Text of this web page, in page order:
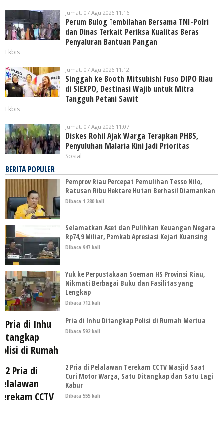
Jumat, 07 Agu 2026 11:16
Perum Bulog Tembilahan Bersama TNI-Polri
dan Dinas Terkait Periksa Kualitas Beras
Penyaluran Bantuan Pangan
Ekbis
Jumat, 07 Agu 2026 11:12
Singgah ke Booth Mitsubishi Fuso DIPO Riau
di SIEXPO, Destinasi Wajib untuk Mitra
Tangguh Petani Sawit
Ekbis
Jumat, 07 Agu 2026 11:07
Diskes Rohil Ajak Warga Terapkan PHBS,
Penyuluhan Malaria Kini Jadi Prioritas
Sosial
BERITA POPULER
Pemprov Riau Percepat Pemulihan Tesso Nilo,
Ratusan Ribu Hektare Hutan Berhasil Diamankan
Dibaca 1.280 kali
Selamatkan Aset dan Pulihkan Keuangan Negara
Rp74,9 Miliar, Pemkab Apresiasi Kejari Kuansing
Dibaca 947 kali
Yuk ke Perpustakaan Soeman HS Provinsi Riau,
Nikmati Berbagai Buku dan Fasilitas yang
Lengkap
Dibaca 712 kali
Pria di Inhu Ditangkap Polisi di Rumah Mertua
Dibaca 592 kali
2 Pria di Pelalawan Terekam CCTV Masjid Saat
Curi Motor Warga, Satu Ditangkap dan Satu Lagi
Kabur
Dibaca 555 kali